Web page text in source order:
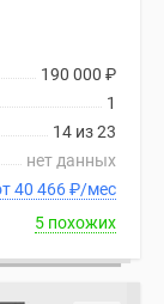
190 000 ₽
1
14 из 23
нет данных
В ипотеку от 40 466₽/мес
5 похожих